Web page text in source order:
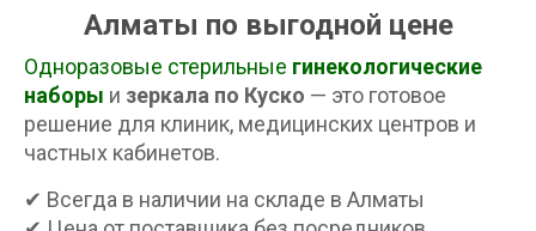
Алматы по выгодной цене
Одноразовые стерильные гинекологические
наборы и зеркала по Куско — это готовое
решение для клиник, медицинских центров и
частных кабинетов.
✔ Всегда в наличии на складе в Алматы